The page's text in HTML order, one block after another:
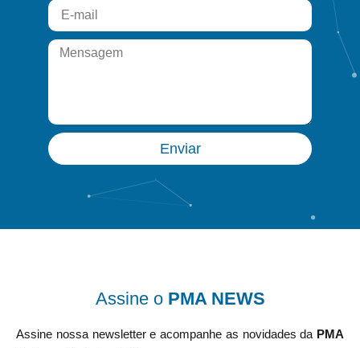
Enviar
Assine o PMA NEWS
Assine nossa newsletter e acompanhe as novidades da PMA